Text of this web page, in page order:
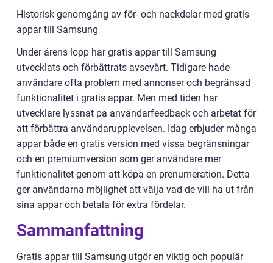
Historisk genomgång av för- och nackdelar med gratis
appar till Samsung
Under årens lopp har gratis appar till Samsung
utvecklats och förbättrats avsevärt. Tidigare hade
användare ofta problem med annonser och begränsad
funktionalitet i gratis appar. Men med tiden har
utvecklare lyssnat på användarfeedback och arbetat för
att förbättra användarupplevelsen. Idag erbjuder många
appar både en gratis version med vissa begränsningar
och en premiumversion som ger användare mer
funktionalitet genom att köpa en prenumeration. Detta
ger användarna möjlighet att välja vad de vill ha ut från
sina appar och betala för extra fördelar.
Sammanfattning
Gratis appar till Samsung utgör en viktig och populär